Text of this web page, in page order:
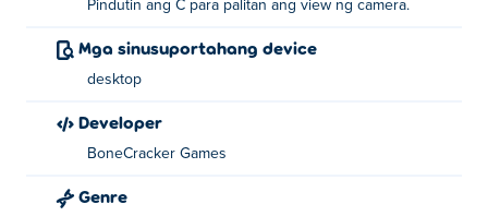
Pindutin ang C para palitan ang view ng camera.
Mga sinusuportahang device
desktop
Developer
BoneCracker Games
Genre